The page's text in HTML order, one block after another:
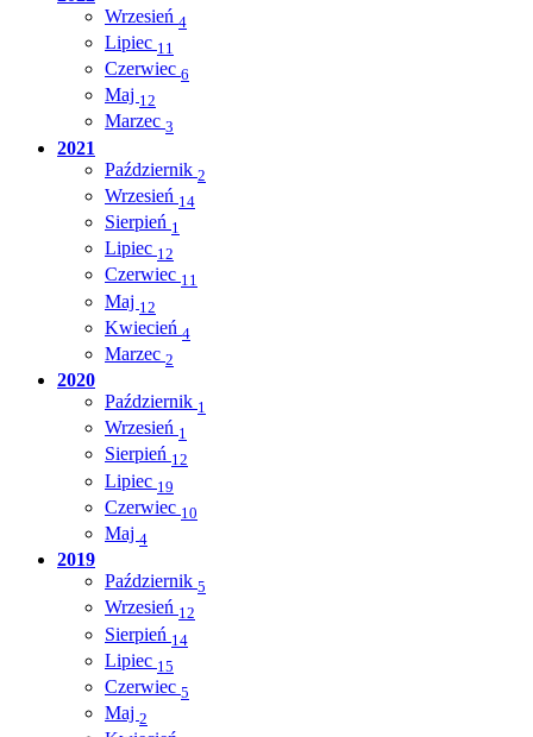
Wrzesień 4
Lipiec 11
Czerwiec 6
Maj 12
Marzec 3
2021
Październik 2
Wrzesień 14
Sierpień 1
Lipiec 12
Czerwiec 11
Maj 12
Kwiecień 4
Marzec 2
2020
Październik 1
Wrzesień 1
Sierpień 12
Lipiec 19
Czerwiec 10
Maj 4
2019
Październik 5
Wrzesień 12
Sierpień 14
Lipiec 15
Czerwiec 5
Maj 2